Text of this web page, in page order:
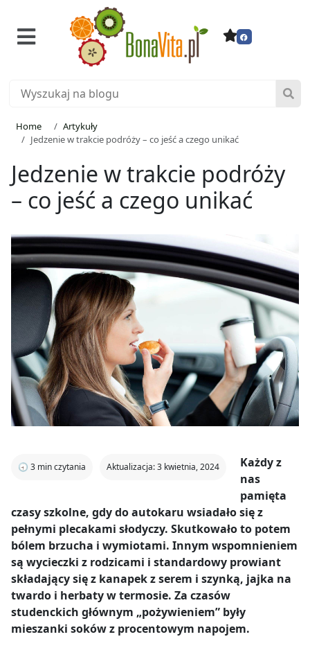
Home
Artykuły
Jedzenie w trakcie podróży – co jeść a czego unikać
Jedzenie w trakcie podróży
– co jeść a czego unikać
🕣 3 min czytania Aktualizacja: 3 kwietnia, 2024
Każdy z
nas
pamięta
czasy szkolne, gdy do autokaru wsiadało się z
pełnymi plecakami słodyczy. Skutkowało to potem
bólem brzucha i wymiotami. Innym wspomnieniem
są wycieczki z rodzicami i standardowy prowiant
składający się z kanapek z serem i szynką, jajka na
twardo i herbaty w termosie. Za czasów
studenckich głównym „pożywieniem” były
mieszanki soków z procentowym napojem.